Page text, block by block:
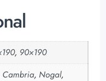
, 90×190
Cambria, Nogal,